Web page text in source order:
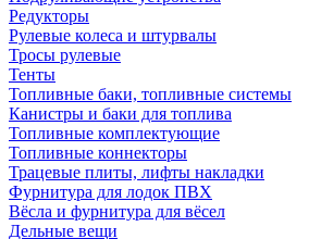
Редукторы
Рулевые колеса и штурвалы
Тросы рулевые
Тенты
Топливные баки, топливные системы
Канистры и баки для топлива
Топливные комплектующие
Топливные коннекторы
Трацевые плиты, лифты накладки
Фурнитура для лодок ПВХ
Вёсла и фурнитура для вёсел
Дельные вещи